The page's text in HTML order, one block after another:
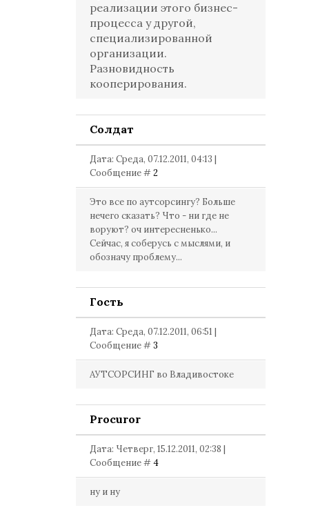
реализации этого бизнес-
процесса у другой,
специализированной
организации.
Разновидность
кооперирования.
Солдат
Дата: Среда, 07.12.2011, 04:13 |
Сообщение #2
Это все по аутсорсингу? Больше
нечего сказать? Что - ни где не
воруют? оч интересненько...
Сейчас, я соберусь с мыслями, и
обозначу проблему...
Гость
Дата: Среда, 07.12.2011, 06:51 |
Сообщение #3
АУТСОРСИНГ во Владивостоке
Procuror
Дата: Четверг, 15.12.2011, 02:38 |
Сообщение #4
ну и ну